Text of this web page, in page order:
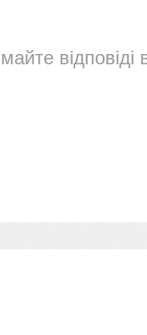
відповіді